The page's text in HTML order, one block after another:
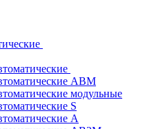
АВМ
модульные
S
А